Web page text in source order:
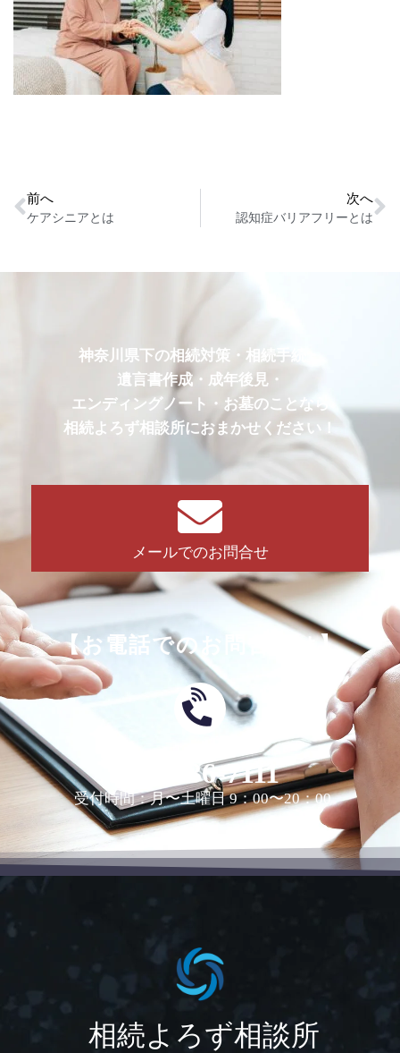
前へ
ケアシニアとは
次へ
認知症バリアフリーとは
神奈川県下の相続対策・相続手続・
遺言書作成・成年後見・
エンディングノート・お墓のことなら
相続よろず相談所におまかせください！
メールでのお問合せ
【お電話でのお問合せは】
0463-36-7111
受付時間：月〜土曜日 9：00〜20：00
相続よろず相談所